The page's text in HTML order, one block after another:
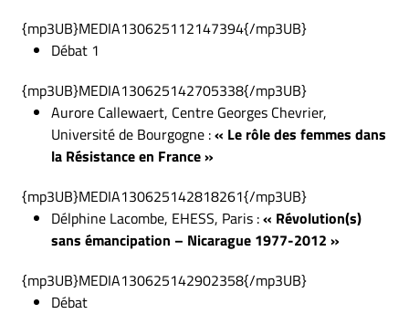
{mp3UB}MEDIA130625112147394{/mp3UB}
Débat 1
{mp3UB}MEDIA130625142705338{/mp3UB}
Aurore Callewaert, Centre Georges Chevrier,
Université de Bourgogne :« Le rôle des femmes dans
la Résistance en France »
{mp3UB}MEDIA130625142818261{/mp3UB}
Délphine Lacombe, EHESS, Paris :« Révolution(s)
sans émancipation – Nicarague 1977-2012 »
{mp3UB}MEDIA130625142902358{/mp3UB}
Débat